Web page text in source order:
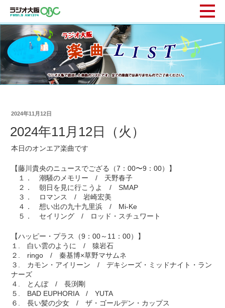
2024年11月12日
2024年11月12日（火）
本日のオンエア楽曲です
【藤川貴央のニュースでござる（7：00〜9：00）】
１． 潮騒のメモリー / 天野春子
２． 朝日を見に行こうよ / SMAP
３． ロマンス / 岩崎宏美
４． 想い出の九十九里浜 / Mi-Ke
５． セイリング / ロッド・スチュワート
【ハッピー・プラス（9：00～11：00）】
１. 白い雲のように / 猿岩石
２. ringo / 秦基博×草野マサムネ
３. カモン・アイリーン / デキシーズ・ミッドナイト・ラン
ナーズ
４. とんぼ / 長渕剛
５. BAD EUPHORIA / YUTA
６. 長い髪の少女 / ザ・ゴールデン・カップス